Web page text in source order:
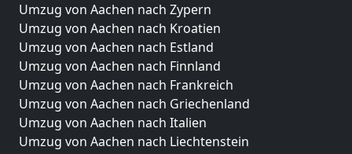
Umzug von Aachen nach Zypern
Umzug von Aachen nach Kroatien
Umzug von Aachen nach Estland
Umzug von Aachen nach Finnland
Umzug von Aachen nach Frankreich
Umzug von Aachen nach Griechenland
Umzug von Aachen nach Italien
Umzug von Aachen nach Liechtenstein